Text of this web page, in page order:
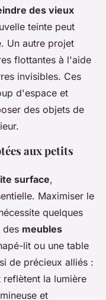
des vieux
teinte peut
Un autre projet
flottantes à l'aide
invisibles. Ces
d'espace et
des objets de
aux petits
surface,
Maximiser le
quelques
des meubles
lit ou une table
de précieux alliés :
la lumière
et